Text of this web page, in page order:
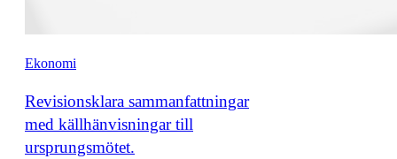
Ekonomi
Revisionsklara sammanfattningar
med källhänvisningar till
ursprungsmötet.